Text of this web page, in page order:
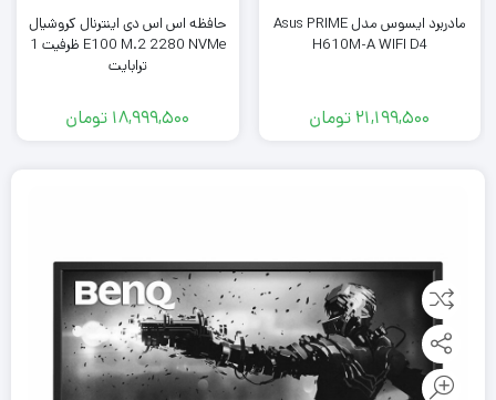
مادربرد ایسوس مدل Asus PRIME
H610M-A WIFI D4
21,199,500 تومان
حافظه اس اس دی اینترنال کروشیال
E100 M.2 2280 NVMe ظرفیت 1
ترابایت
18,999,500 تومان